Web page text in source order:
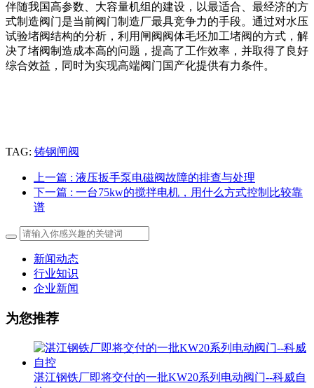
伴随我国高参数、大容量机组的建设，以最适合、最经济的方
式制造阀门是当前阀门制造厂最具竞争力的手段。通过对水压
试验堵阀结构的分析，利用闸阀阀体毛坯加工堵阀的方式，解
决了堵阀制造成本高的问题，提高了工作效率，并取得了良好
综合效益，同时为实现高端阀门国产化提供有力条件。
TAG: 铸钢闸阀
上一篇 : 液压扳手泵电磁阀故障的排查与处理
下一篇 : 一台75kw的搅拌电机，用什么方式控制比较靠
谱
新闻动态
行业知识
企业新闻
为您推荐
湛江钢铁厂即将交付的一批KW20系列电动阀门--科威自